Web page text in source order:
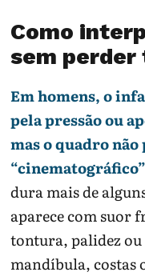
Como
sem perder
Em homens, o
pela pressão ou
mas o quadro
dura mais de
aparece com suor
tontura, palidez
mandíbula, costas